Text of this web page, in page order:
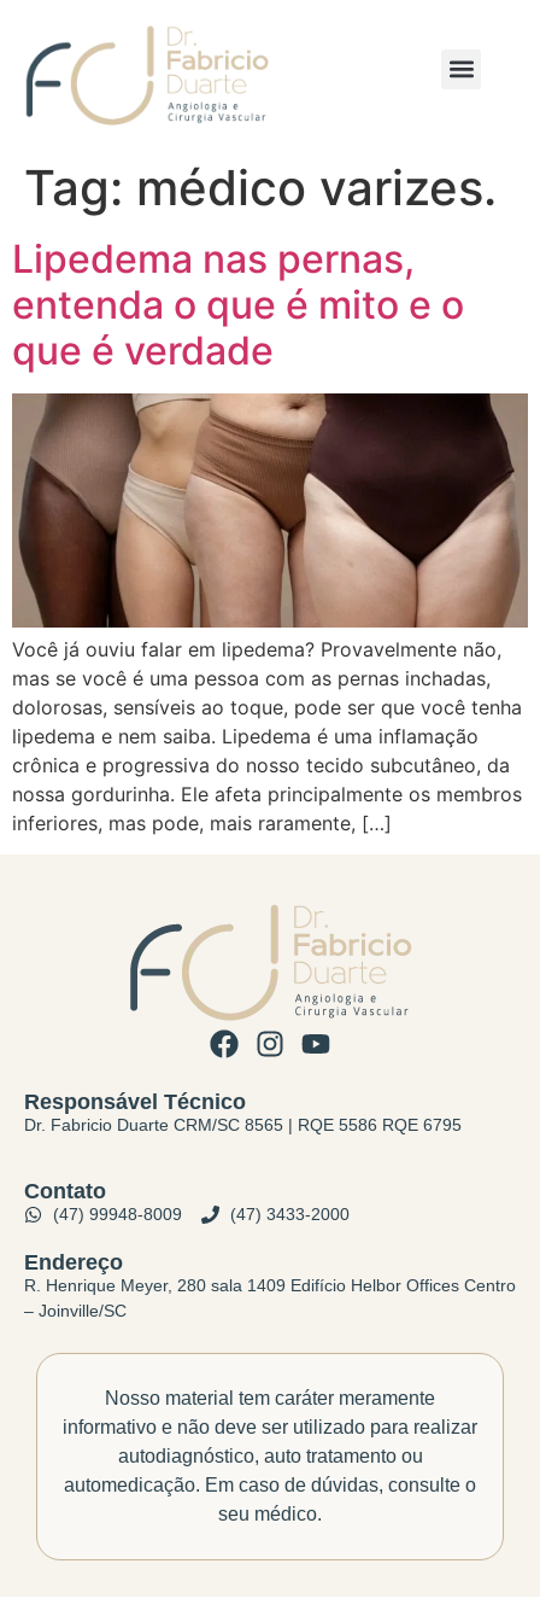
Tag: médico varizes.
Lipedema nas pernas,
entenda o que é mito e o
que é verdade
Você já ouviu falar em lipedema? Provavelmente não,
mas se você é uma pessoa com as pernas inchadas,
dolorosas, sensíveis ao toque, pode ser que você tenha
lipedema e nem saiba. Lipedema é uma inflamação
crônica e progressiva do nosso tecido subcutâneo, da
nossa gordurinha. Ele afeta principalmente os membros
inferiores, mas pode, mais raramente, […]
Responsável Técnico
Dr. Fabricio Duarte CRM/SC 8565 | RQE 5586 RQE 6795
Contato
(47) 99948-8009 (47) 3433-2000
Endereço
R. Henrique Meyer, 280 sala 1409 Edifício Helbor Offices Centro
– Joinville/SC
Nosso material tem caráter meramente
informativo e não deve ser utilizado para realizar
autodiagnóstico, auto tratamento ou
automedicação. Em caso de dúvidas, consulte o
seu médico.